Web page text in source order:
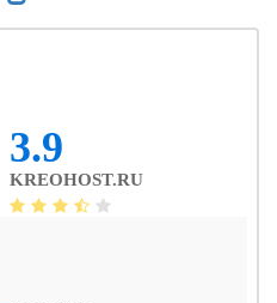
3.9
KREOHOST.RU